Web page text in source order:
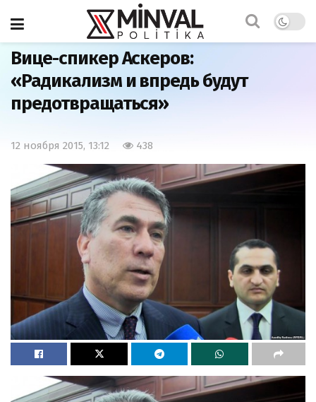
Главная
Вице-спикер Аскеров:
«Радикализм и впредь будут
предотвращаться»
12 ноября 2015, 13:12 438